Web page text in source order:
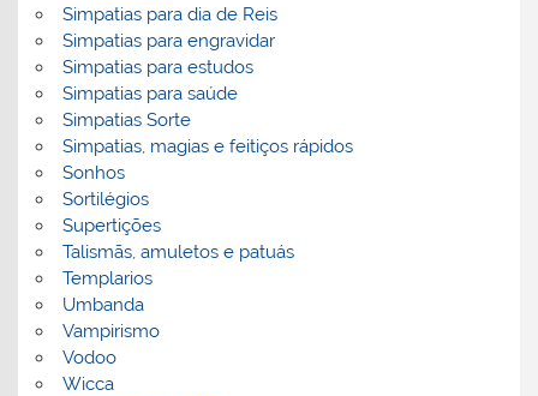
Simpatias para dia de Reis
Simpatias para engravidar
Simpatias para estudos
Simpatias para saúde
Simpatias Sorte
Simpatias, magias e feitiços rápidos
Sonhos
Sortilégios
Supertições
Talismãs, amuletos e patuás
Templarios
Umbanda
Vampirismo
Vodoo
Wicca